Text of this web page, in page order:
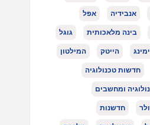
אנבידיה אפל
בינה מלאכותית גוגל
הייטק המילטון
חדשות טכנולוגיה
ומחשבים
חדשנות